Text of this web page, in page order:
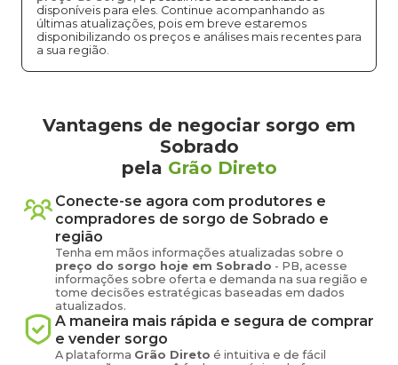
disponíveis para eles. Continue acompanhando as
últimas atualizações, pois em breve estaremos
disponibilizando os preços e análises mais recentes para
a sua região.
Vantagens de negociar sorgo em
Sobrado
pela Grão Direto
Conecte-se agora com produtores e
compradores de sorgo de Sobrado e
região
Tenha em mãos informações atualizadas sobre o
preço do sorgo hoje em Sobrado - PB, acesse
informações sobre oferta e demanda na sua região e
tome decisões estratégicas baseadas em dados
atualizados.
A maneira mais rápida e segura de comprar
e vender sorgo
A plataforma Grão Direto é intuitiva e de fácil